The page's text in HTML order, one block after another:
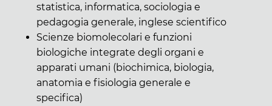
statistica, informatica, sociologia e
pedagogia generale, inglese scientifico
Scienze biomolecolari e funzioni
biologiche integrate degli organi e
apparati umani (biochimica, biologia,
anatomia e fisiologia generale e
specifica)